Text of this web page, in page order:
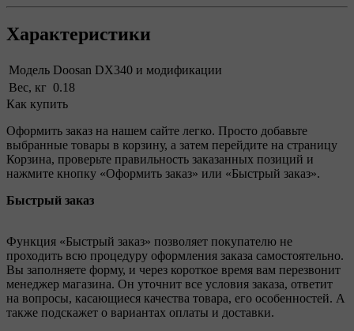
Характеристики
Модель Doosan DX340 и модификации
Вес, кг 0.18
Как купить
Оформить заказ на нашем сайте легко. Просто добавьте
выбранные товары в корзину, а затем перейдите на страницу
Корзина, проверьте правильность заказанных позиций и
нажмите кнопку «Оформить заказ» или «Быстрый заказ».
Быстрый заказ
Функция «Быстрый заказ» позволяет покупателю не
проходить всю процедуру оформления заказа самостоятельно.
Вы заполняете форму, и через короткое время вам перезвонит
менеджер магазина. Он уточнит все условия заказа, ответит
на вопросы, касающиеся качества товара, его особенностей. А
также подскажет о вариантах оплаты и доставки.